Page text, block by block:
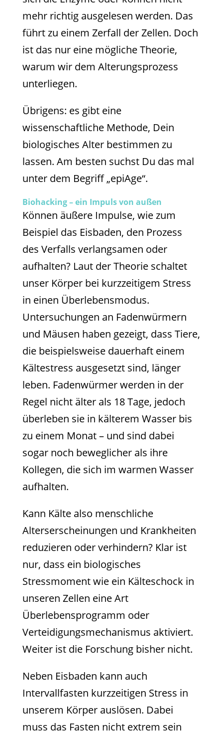
mehr richtig ausgelesen werden. Das
führt zu einem Zerfall der Zellen. Doch
ist das nur eine mögliche Theorie,
warum wir dem Alterungsprozess
unterliegen.
Übrigens: es gibt eine
wissenschaftliche Methode, Dein
biologisches Alter bestimmen zu
lassen. Am besten suchst Du das mal
unter dem Begriff „epiAge“.
Biohacking – ein Impuls von außen
Können äußere Impulse, wie zum
Beispiel das Eisbaden, den Prozess
des Verfalls verlangsamen oder
aufhalten? Laut der Theorie schaltet
unser Körper bei kurzzeitigem Stress
in einen Überlebensmodus.
Untersuchungen an Fadenwürmern
und Mäusen haben gezeigt, dass Tiere,
die beispielsweise dauerhaft einem
Kältestress ausgesetzt sind, länger
leben. Fadenwürmer werden in der
Regel nicht älter als 18 Tage, jedoch
überleben sie in kälterem Wasser bis
zu einem Monat – und sind dabei
sogar noch beweglicher als ihre
Kollegen, die sich im warmen Wasser
aufhalten.
Kann Kälte also menschliche
Alterserscheinungen und Krankheiten
reduzieren oder verhindern? Klar ist
nur, dass ein biologisches
Stressmoment wie ein Kälteschock in
unseren Zellen eine Art
Überlebensprogramm oder
Verteidigungsmechanismus aktiviert.
Weiter ist die Forschung bisher nicht.
Neben Eisbaden kann auch
Intervallfasten kurzzeitigen Stress in
unserem Körper auslösen. Dabei
muss das Fasten nicht extrem sein